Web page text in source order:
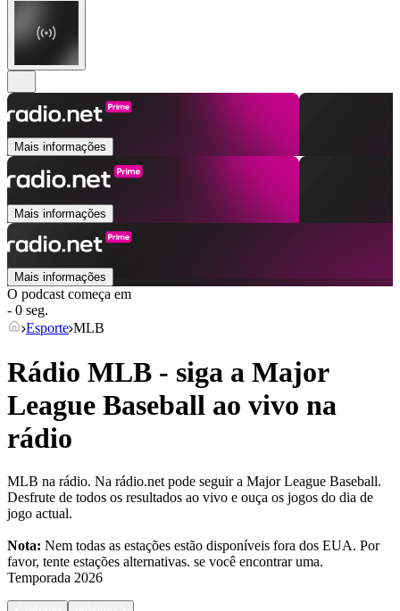
Mais informações
Mais informações
Mais informações
O podcast começa em
- 0 seg.
Esporte MLB
Rádio MLB - siga a Major
League Baseball ao vivo na
rádio
MLB na rádio. Na rádio.net pode seguir a Major League Baseball.
Desfrute de todos os resultados ao vivo e ouça os jogos do dia de
jogo actual.
Nota: Nem todas as estações estão disponíveis fora dos EUA. Por
favor, tente estações alternativas. se você encontrar uma.
Temporada 2026